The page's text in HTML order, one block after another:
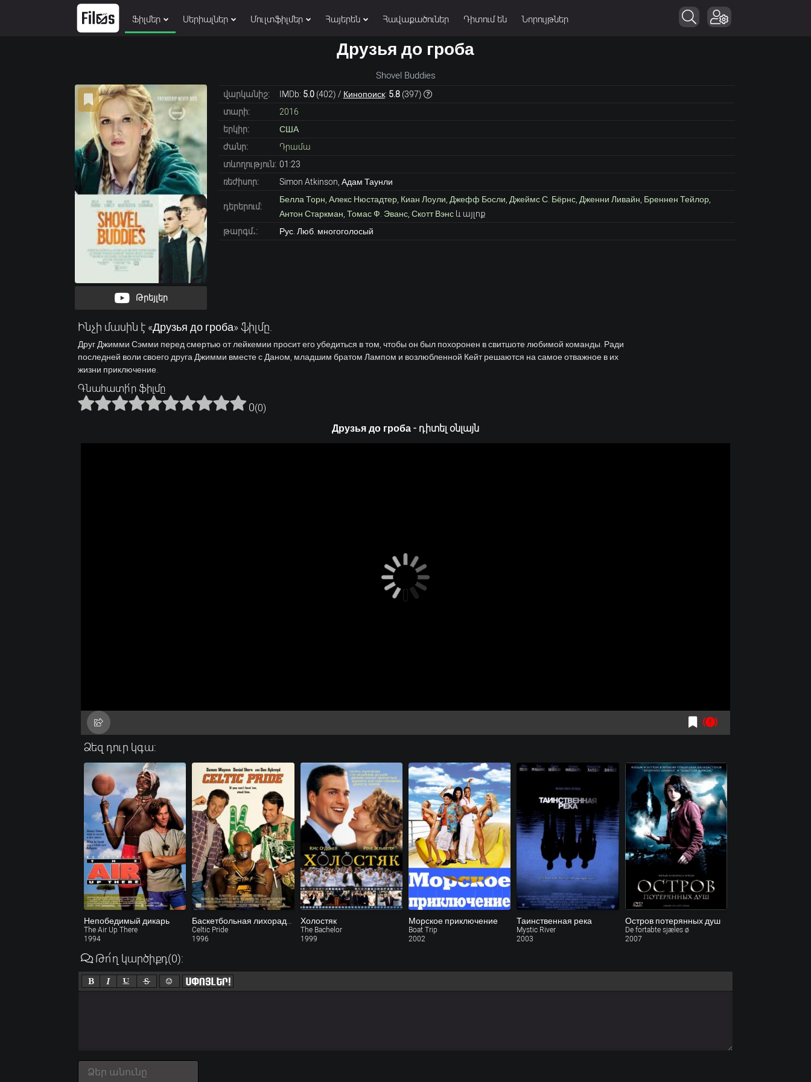
Ֆիլմեր Սերիալներ Մուլտֆիլմեր Հայերեն Հավաքածուներ Դիտում են Նորույթներ
Друзья до гроба
Shovel Buddies
Թրեյլեր
վարկանիշ: IMDb: 5.0(402) / Кинопоиск: 5.8(397)
տարի:
2016
երկիր:
США
ժանր:
Դրամա
տևողություն: 01:23
ռեժիսոր:
Simon Atkinson, Адам Таунли
դերերում:
Белла Торн Алекс Нюстадтер, Киан Лоули Джефф Босли Джеймс С. Бёрнс, Дженни Ливайн Бреннен Тейлор,
Антон Старкман Томас Ф. Эванс, Скотт Вэнсև այլոք
թարգմ․:
Рус. Люб. многоголосый
Ինչի մասին է «Друзья до гроба» ֆիլմը.
Друг Джимми Сэмми перед смертью от лейкемии просит его убедиться в том, чтобы он был похоронен в свитшоте любимой команды. Ради
последней воли своего друга Джимми вместе с Даном, младшим братом Лампом и возлюбленной Кейт решаются на самое отважное в их
жизни приключение.
Գնահատի՛ր ֆիլմը
0(0)
Друзья до гроба - դիտել օնլայն
Ձեզ դուր կգա:
Непобедимый дикарь
The Air Up There
1994
Celtic Pride
1996
Холостяк
The Bachelor
1999
Морское приключение
Boat Trip
2002
Таинственная река
Mystic River
2003
Остров потерянных душ
De fortabte sjæles ø
2007
Թո՛ղ կարծիքդ(0):